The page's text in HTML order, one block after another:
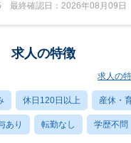
最終確認日：2026年08月09日
求人の特徴
求人の
休日120日以上 産休・
あり 転勤なし 学歴不問